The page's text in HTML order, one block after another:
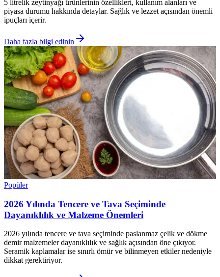
5 litrelik zeytinyağı ürünlerinin özellikleri, kullanım alanları ve
piyasa durumu hakkında detaylar. Sağlık ve lezzet açısından önemli
ipuçları içerir.
Daha fazla bilgi edinin
Popüler
2026 Yılında Tencere ve Tava Seçiminde
Dayanıklılık ve Malzeme Önemleri
2026 yılında tencere ve tava seçiminde paslanmaz çelik ve dökme
demir malzemeler dayanıklılık ve sağlık açısından öne çıkıyor.
Seramik kaplamalar ise sınırlı ömür ve bilinmeyen etkiler nedeniyle
dikkat gerektiriyor.